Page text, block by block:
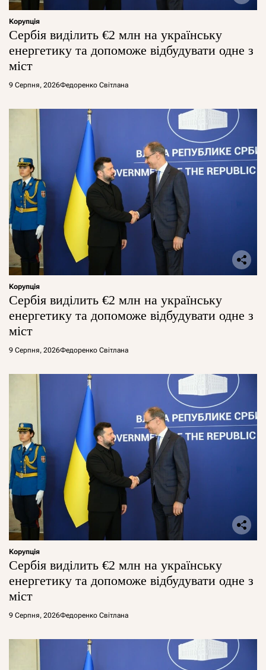
Корупція
Сербія виділить €2 млн на українську
енергетику та допоможе відбудувати одне з
міст
9 Серпня, 2026Федоренко Світлана
Корупція
Сербія виділить €2 млн на українську
енергетику та допоможе відбудувати одне з
міст
9 Серпня, 2026Федоренко Світлана
Корупція
Сербія виділить €2 млн на українську
енергетику та допоможе відбудувати одне з
міст
9 Серпня, 2026Федоренко Світлана